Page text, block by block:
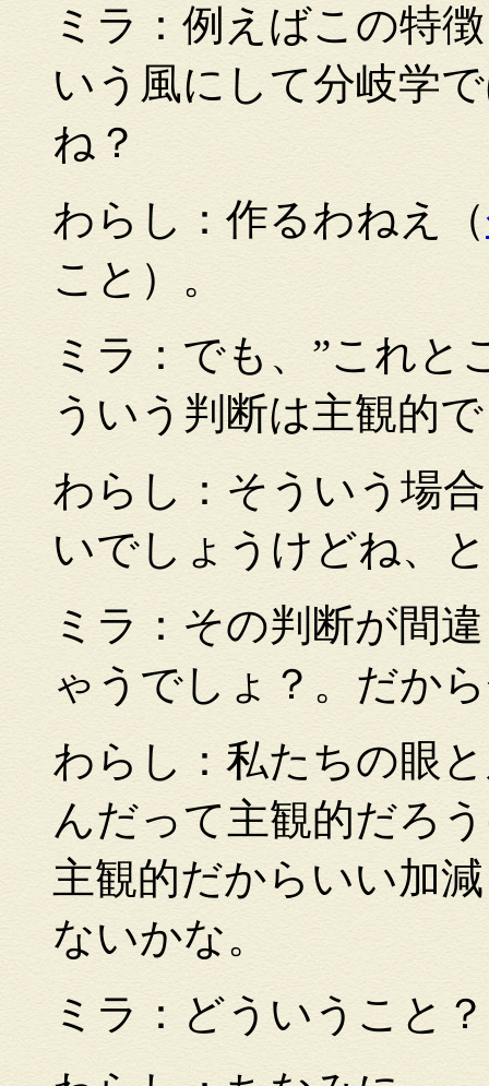
ミラ：例えばこの特
いう風にして分岐学
ね？
わらし：作るわねえ（
こと）。
ミラ：でも、”これと
ういう判断は主観的
わらし：そういう場
いでしょうけどね、
ミラ：その判断が間
ゃうでしょ？。だか
わらし：私たちの眼
んだって主観的だろ
主観的だからいい加
ないかな。
ミラ：どういうこと